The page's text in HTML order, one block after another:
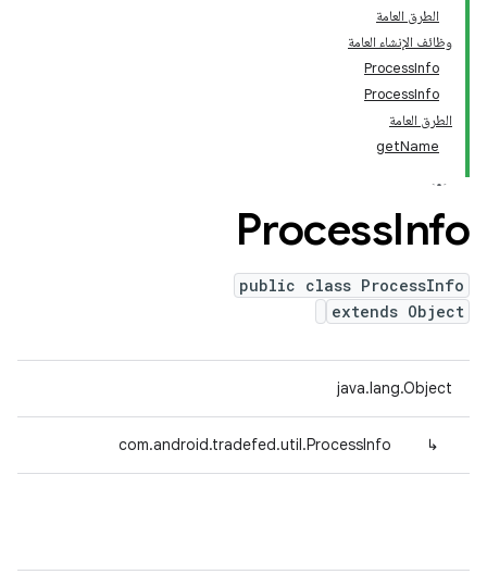
الطرق العامة
وظائف الإنشاء العامة
ProcessInfo
ProcessInfo
الطرق العامة
getName
ProcessInfo
public class ProcessInfo
extends Object
java.lang.Object
↳
com.android.tradefed.util.ProcessInfo